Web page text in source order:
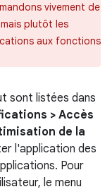
vivement de
plutôt les
aux fonctions
sont listées dans
> Accès
de la
l'application des
Pour
le menu